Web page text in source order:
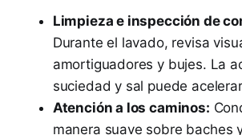
Limpieza e inspección de
Durante el lavado, revisa
amortiguadores y bujes. La
suciedad y sal puede
Atención a los caminos:
manera suave sobre baches